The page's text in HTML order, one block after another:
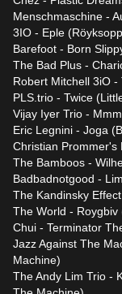
Menschmaschine -
3IO - Eple
Barefoot - Born
The Bad Plus -
Robert Mitchell 3iO -
PLS.trio - Twice
Vijay Iyer Trio -
Eric Legnini - Joga
Christian Prommer's
The Bamboos -
Badbadnotgood -
The Kandinsky
The World -
Chui - Terminator
Jazz Against The
Machine)
The Andy Lim Trio -